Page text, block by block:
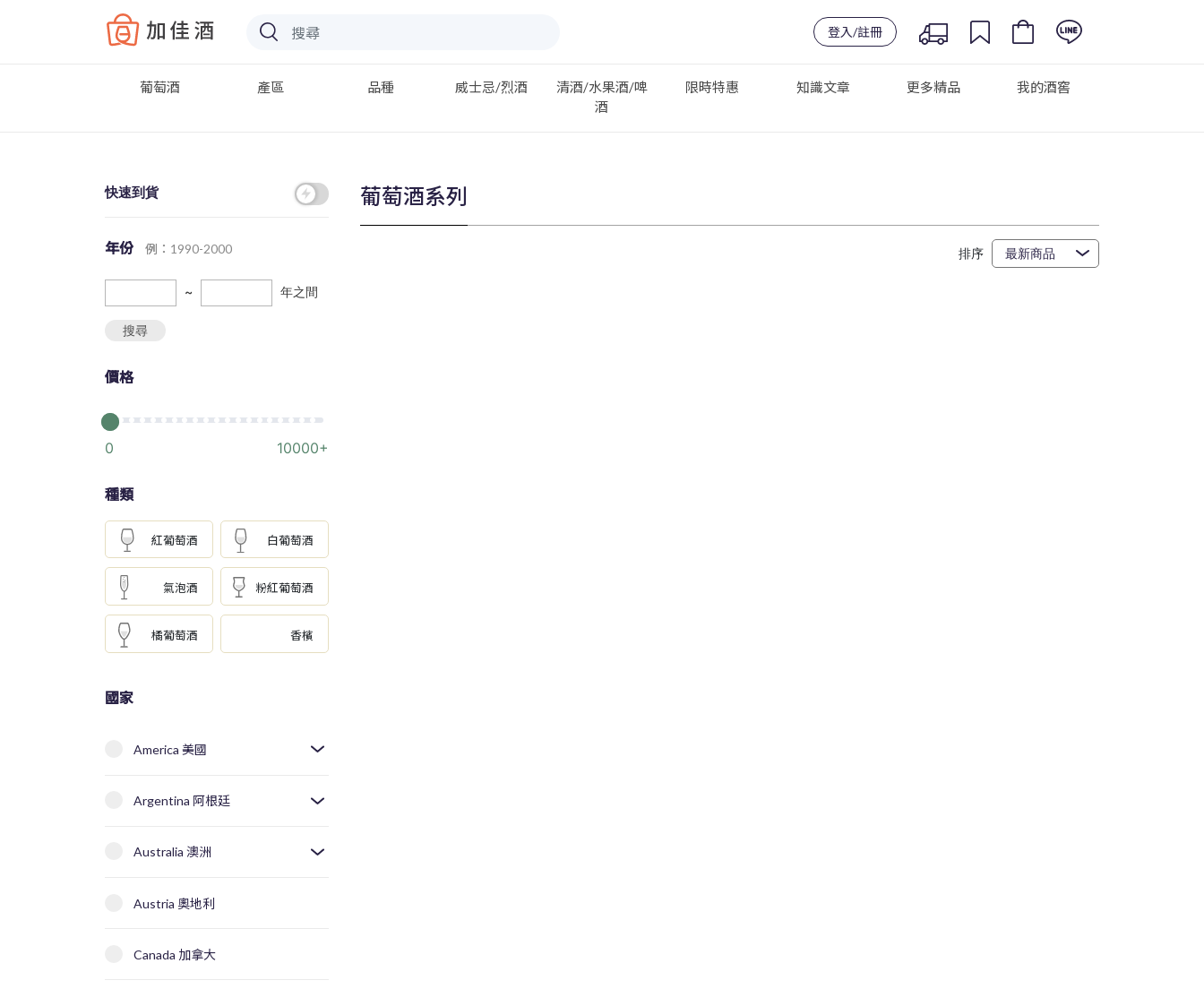
Baccus
登入/註冊
葡萄酒 產區 品種 威士忌/烈酒
清酒/水果酒/啤
酒
限時特惠 知識文章 更多精品 我的酒窖
快速到貨
年份 例：1990-2000
~ 年之間
搜尋
價格
0 10000+
種類
紅葡萄酒 白葡萄酒
氣泡酒 粉紅葡萄酒
橘葡萄酒 香檳
國家
America 美國
Argentina 阿根廷
Australia 澳洲
Austria 奧地利
Canada 加拿大
葡萄酒系列
排序